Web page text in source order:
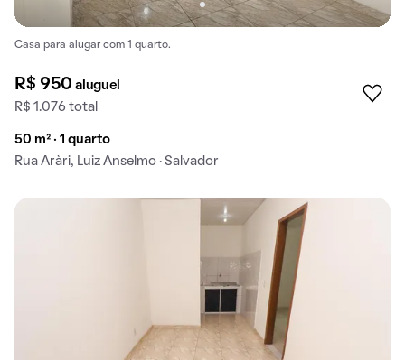
Casa para alugar com 1 quarto.
R$ 950aluguel
R$ 1.076 total
50 m² · 1 quarto
Rua Aràri, Luiz Anselmo · Salvador